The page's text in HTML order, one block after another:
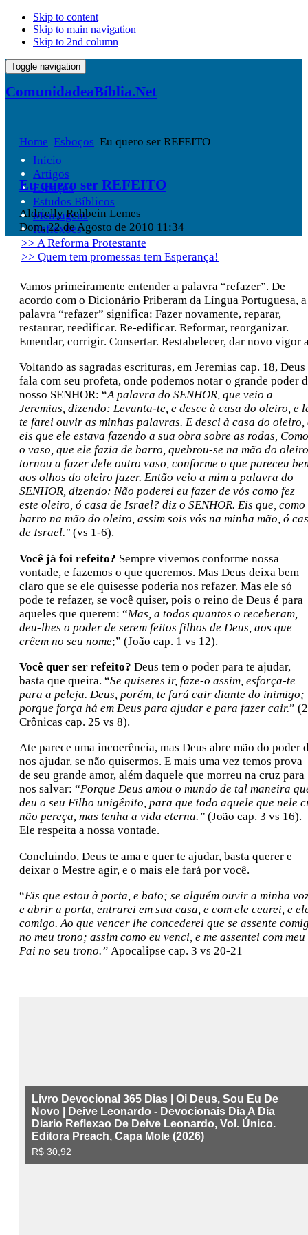
Skip to content
Skip to main navigation
Skip to 2nd column
Toggle navigation
ComunidadeaBíblia.Net
Início
Artigos
Esboços
Estudos Bíblicos
Mensagens
Reflexões
Home Esboços Eu quero ser REFEITO
Eu quero ser REFEITO
Aldrielly Rehbein Lemes
Dom, 22 de Agosto de 2010 11:34
>> A Reforma Protestante
>> Quem tem promessas tem Esperança!
Vamos primeiramente entender a palavra “refazer”. De
acordo com o Dicionário Priberam da Língua Portuguesa, a
palavra “refazer” significa: Fazer novamente, reparar,
restaurar, reedificar. Re-edificar. Reformar, reorganizar.
Emendar, corrigir. Consertar. Restabelecer, dar novo vigor
Voltando as sagradas escrituras, em Jeremias cap. 18, Deus
fala com seu profeta, onde podemos notar o grande poder
nosso SENHOR: “A palavra do SENHOR, que veio a
Jeremias, dizendo: Levanta-te, e desce à casa do oleiro, e
te farei ouvir as minhas palavras. E desci à casa do oleiro,
eis que ele estava fazendo a sua obra sobre as rodas, Como
o vaso, que ele fazia de barro, quebrou-se na mão do
tornou a fazer dele outro vaso, conforme o que pareceu
aos olhos do oleiro fazer. Então veio a mim a palavra do
SENHOR, dizendo: Não poderei eu fazer de vós como fez
este oleiro, ó casa de Israel? diz o SENHOR. Eis que, como
barro na mão do oleiro, assim sois vós na minha mão, ó
de Israel." (vs 1-6).
Você já foi refeito? Sempre vivemos conforme nossa
vontade, e fazemos o que queremos. Mas Deus deixa bem
claro que se ele quisesse poderia nos refazer. Mas ele só
pode te refazer, se você quiser, pois o reino de Deus é para
aqueles que querem: “Mas, a todos quantos o receberam,
deu-lhes o poder de serem feitos filhos de Deus, aos que
crêem no seu nome;” (João cap. 1 vs 12).
Você quer ser refeito? Deus tem o poder para te ajudar,
basta que queira. “Se quiseres ir, faze-o assim, esforça-te
para a peleja. Deus, porém, te fará cair diante do inimigo;
porque força há em Deus para ajudar e para fazer cair.” (2
Crônicas cap. 25 vs 8).
Ate parece uma incoerência, mas Deus abre mão do poder
nos ajudar, se não quisermos. E mais uma vez temos prova
de seu grande amor, além daquele que morreu na cruz para
nos salvar: “Porque Deus amou o mundo de tal maneira
deu o seu Filho unigênito, para que todo aquele que nele
não pereça, mas tenha a vida eterna.” (João cap. 3 vs 16).
Ele respeita a nossa vontade.
Concluindo, Deus te ama e quer te ajudar, basta querer e
deixar o Mestre agir, e o mais ele fará por você.
“Eis que estou à porta, e bato; se alguém ouvir a minha
e abrir a porta, entrarei em sua casa, e com ele cearei, e
comigo. Ao que vencer lhe concederei que se assente
no meu trono; assim como eu venci, e me assentei com meu
Pai no seu trono.” Apocalipse cap. 3 vs 20-21